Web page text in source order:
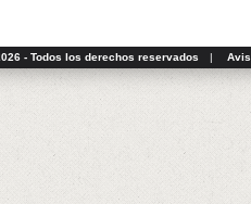
- Todos los derechos reservados |